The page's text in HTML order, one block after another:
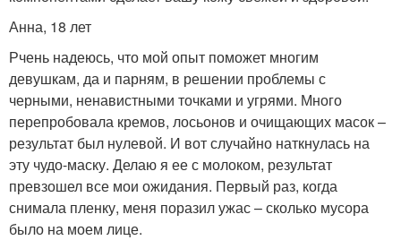
Анна, 18 лет
Рчень надеюсь, что мой опыт поможет многим
девушкам, да и парням, в решении проблемы с
черными, ненавистными точками и угрями. Много
перепробовала кремов, лосьонов и очищающих масок –
результат был нулевой. И вот случайно наткнулась на
эту чудо-маску. Делаю я ее с молоком, результат
превзошел все мои ожидания. Первый раз, когда
снимала пленку, меня поразил ужас – сколько мусора
было на моем лице.